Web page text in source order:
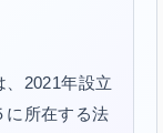
2021年設立
に所在する法